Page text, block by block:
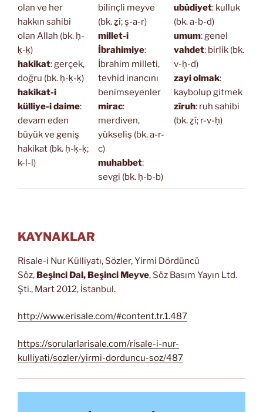
olan ve her
hakkın sahibi
olan Allah (bk. ḥ-
ḳ-ḳ)
hakikat: gerçek,
doğru (bk. ḥ-ḳ-ḳ)
hakikat-i
külliye-i daime:
devam eden
büyük ve geniş
hakikat (bk. ḥ-ḳ-ḳ;
k-l-l)
bilinçli meyve
(bk. ẕî; ş-a-r)
millet-i
İbrahimiye:
İbrahim milleti,
tevhid inancını
benimseyenler
mirac:
merdiven,
yükseliş (bk. a-r-
c)
muhabbet:
sevgi (bk. ḥ-b-b)
ubûdiyet: kulluk
(bk. a-b-d)
umum: genel
vahdet: birlik (bk.
v-ḥ-d)
zayi olmak:
kaybolup gitmek
zîruh: ruh sahibi
(bk. ẕî; r-v-ḥ)
KAYNAKLAR
Risale-i Nur Külliyatı, Sözler, Yirmi Dördüncü
Söz, Beşinci Dal, Beşinci Meyve, Söz Basım Yayın Ltd.
Şti., Mart 2012, İstanbul.
http://www.erisale.com/#content.tr.1.487
https://sorularlarisale.com/risale-i-nur-
kulliyati/sozler/yirmi-dorduncu-soz/487